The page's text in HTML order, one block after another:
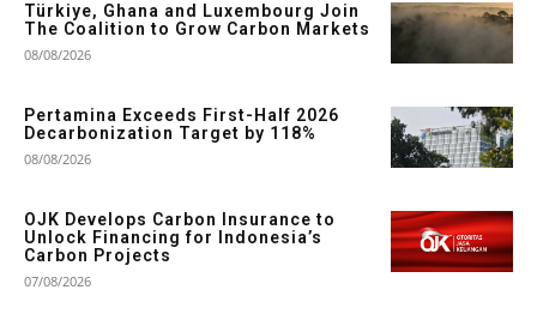
Türkiye, Ghana and Luxembourg Join
The Coalition to Grow Carbon Markets
08/08/2026
Pertamina Exceeds First-Half 2026
Decarbonization Target by 118%
08/08/2026
OJK Develops Carbon Insurance to
Unlock Financing for Indonesia’s
Carbon Projects
07/08/2026